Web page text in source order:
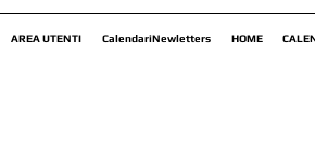
AREA UTENTI CalendariNewletters HOME